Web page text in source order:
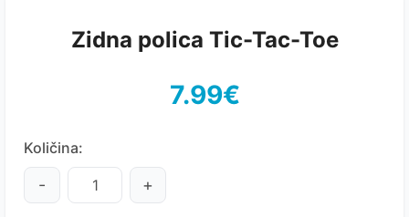
Zidna polica Tic-Tac-Toe
7.99€
Količina:
- +